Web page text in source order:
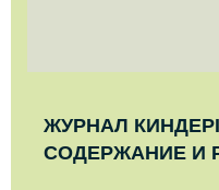
ЖУРНАЛ
СОДЕРЖАНИЕ И